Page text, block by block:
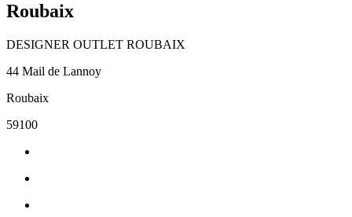
Roubaix
DESIGNER OUTLET ROUBAIX
44 Mail de Lannoy
Roubaix
59100